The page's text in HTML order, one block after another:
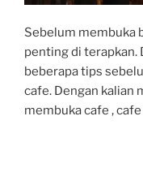
Sebelum membuka
penting di terapkan.
beberapa tips
cafe. Dengan kalian
membuka cafe ,